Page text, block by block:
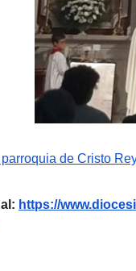
parroquia de Cristo
https://